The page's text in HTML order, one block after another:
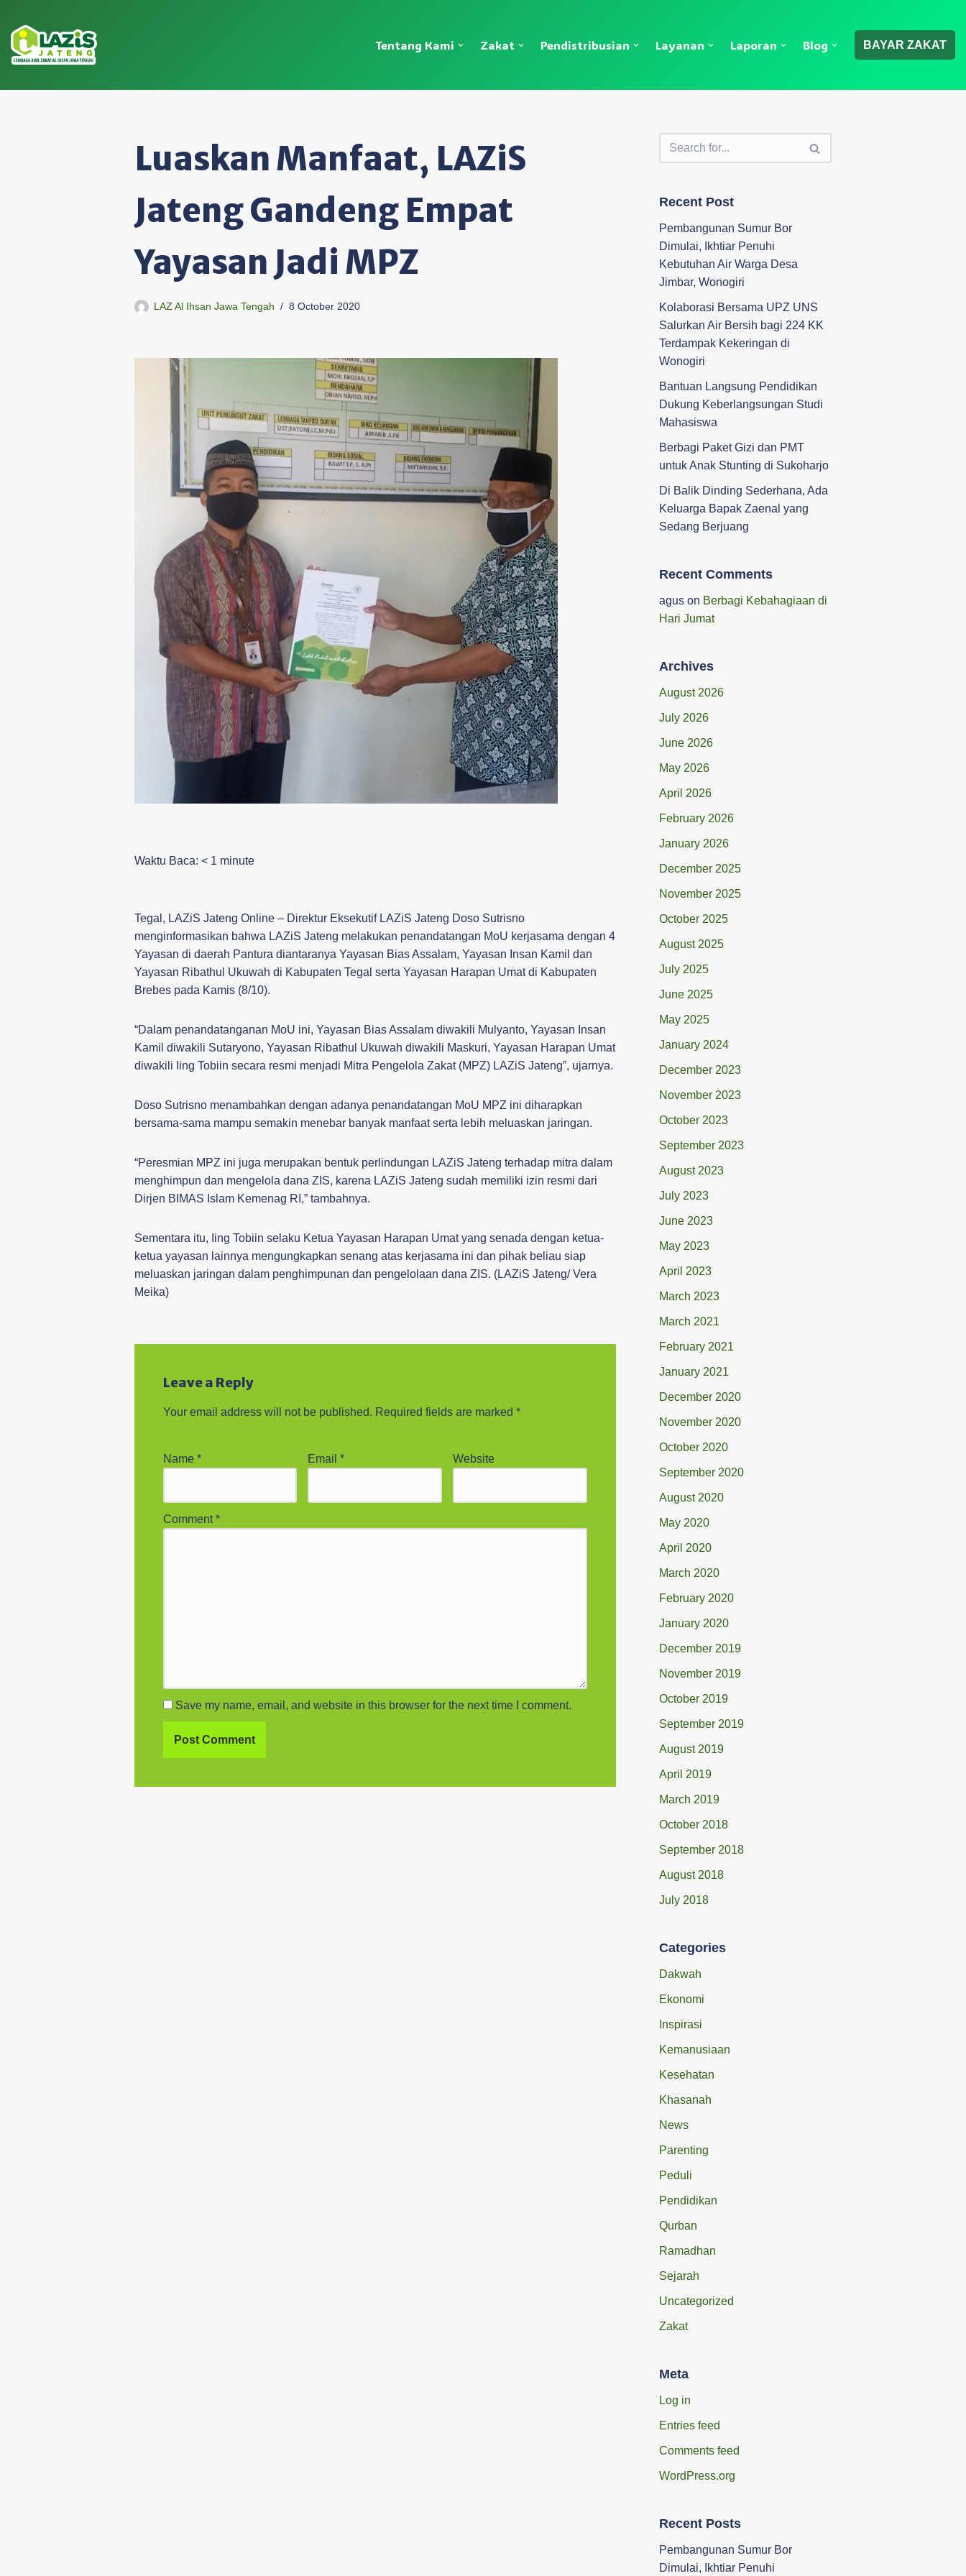
Skip
to
Tentang Kami Zakat Pendistribusian Layanan Laporan Blog BAYAR ZAKAT
Luaskan Manfaat, LAZiS
Jateng Gandeng Empat
Yayasan Jadi MPZ
LAZ Al Ihsan Jawa Tengah 8 October 2020
Waktu Baca: < 1 minute
Tegal, LAZiS Jateng Online – Direktur Eksekutif LAZiS Jateng Doso Sutrisno
menginformasikan bahwa LAZiS Jateng melakukan penandatangan MoU kerjasama dengan 4
Yayasan di daerah Pantura diantaranya Yayasan Bias Assalam, Yayasan Insan Kamil dan
Yayasan Ribathul Ukuwah di Kabupaten Tegal serta Yayasan Harapan Umat di Kabupaten
Brebes pada Kamis (8/10).
“Dalam penandatanganan MoU ini, Yayasan Bias Assalam diwakili Mulyanto, Yayasan Insan
Kamil diwakili Sutaryono, Yayasan Ribathul Ukuwah diwakili Maskuri, Yayasan Harapan Umat
diwakili Iing Tobiin secara resmi menjadi Mitra Pengelola Zakat (MPZ) LAZiS Jateng”, ujarnya.
Doso Sutrisno menambahkan dengan adanya penandatangan MoU MPZ ini diharapkan
bersama-sama mampu semakin menebar banyak manfaat serta lebih meluaskan jaringan.
“Peresmian MPZ ini juga merupakan bentuk perlindungan LAZiS Jateng terhadap mitra dalam
menghimpun dan mengelola dana ZIS, karena LAZiS Jateng sudah memiliki izin resmi dari
Dirjen BIMAS Islam Kemenag RI,” tambahnya.
Sementara itu, Iing Tobiin selaku Ketua Yayasan Harapan Umat yang senada dengan ketua-
ketua yayasan lainnya mengungkapkan senang atas kerjasama ini dan pihak beliau siap
meluaskan jaringan dalam penghimpunan dan pengelolaan dana ZIS. (LAZiS Jateng/ Vera
Meika)
Leave a Reply
Your email address will not be published. Required fields are marked *
Name * Email* Website
Comment*
Save my name, email, and website in this browser for the next time I comment.
Recent Post
Pembangunan Sumur Bor
Dimulai, Ikhtiar Penuhi
Kebutuhan Air Warga Desa
Jimbar, Wonogiri
Kolaborasi Bersama UPZ UNS
Salurkan Air Bersih bagi 224 KK
Terdampak Kekeringan di
Wonogiri
‎Bantuan Langsung Pendidikan
Dukung Keberlangsungan Studi
Mahasiswa ‎
Berbagi Paket Gizi dan PMT
untuk Anak Stunting di Sukoharjo
Di Balik Dinding Sederhana, Ada
Keluarga Bapak Zaenal yang
Sedang Berjuang
Recent Comments
agus on Berbagi Kebahagiaan di
Hari Jumat
Archives
August 2026
July 2026
June 2026
May 2026
April 2026
February 2026
January 2026
December 2025
November 2025
October 2025
August 2025
July 2025
June 2025
May 2025
January 2024
December 2023
November 2023
October 2023
September 2023
August 2023
July 2023
June 2023
May 2023
April 2023
March 2023
March 2021
February 2021
January 2021
December 2020
November 2020
October 2020
September 2020
August 2020
May 2020
April 2020
March 2020
February 2020
January 2020
December 2019
November 2019
October 2019
September 2019
August 2019
April 2019
March 2019
October 2018
September 2018
August 2018
July 2018
Categories
Dakwah
Ekonomi
Inspirasi
Kemanusiaan
Kesehatan
Khasanah
News
Parenting
Peduli
Pendidikan
Qurban
Ramadhan
Sejarah
Uncategorized
Zakat
Meta
Log in
Entries feed
Comments feed
WordPress.org
Recent Posts
Pembangunan Sumur Bor
Dimulai, Ikhtiar Penuhi